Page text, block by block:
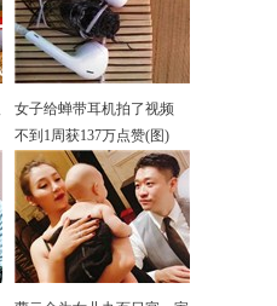
女子给蝉带耳机拍了视频
不到1周获137万点赞(图)